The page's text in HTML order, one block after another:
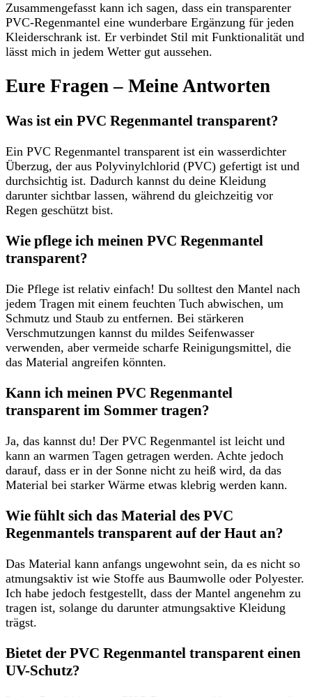
Zusammengefasst kann ich sagen, dass ein transparenter
PVC-Regenmantel eine wunderbare Ergänzung für jeden
Kleiderschrank ist. Er verbindet Stil mit Funktionalität und
lässt mich in jedem Wetter gut aussehen.
Eure Fragen – Meine Antworten
Was ist ein PVC Regenmantel transparent?
Ein PVC Regenmantel transparent ist ein wasserdichter
Überzug, der aus Polyvinylchlorid (PVC) gefertigt ist und
durchsichtig ist. Dadurch kannst du deine Kleidung
darunter sichtbar lassen, während du gleichzeitig vor
Regen geschützt bist.
Wie pflege ich meinen PVC Regenmantel
transparent?
Die Pflege ist relativ einfach! Du solltest den Mantel nach
jedem Tragen mit einem feuchten Tuch abwischen, um
Schmutz und Staub zu entfernen. Bei stärkeren
Verschmutzungen kannst du mildes Seifenwasser
verwenden, aber vermeide scharfe Reinigungsmittel, die
das Material angreifen könnten.
Kann ich meinen PVC Regenmantel
transparent im Sommer tragen?
Ja, das kannst du! Der PVC Regenmantel ist leicht und
kann an warmen Tagen getragen werden. Achte jedoch
darauf, dass er in der Sonne nicht zu heiß wird, da das
Material bei starker Wärme etwas klebrig werden kann.
Wie fühlt sich das Material des PVC
Regenmantels transparent auf der Haut an?
Das Material kann anfangs ungewohnt sein, da es nicht so
atmungsaktiv ist wie Stoffe aus Baumwolle oder Polyester.
Ich habe jedoch festgestellt, dass der Mantel angenehm zu
tragen ist, solange du darunter atmungsaktive Kleidung
trägst.
Bietet der PVC Regenmantel transparent einen
UV-Schutz?